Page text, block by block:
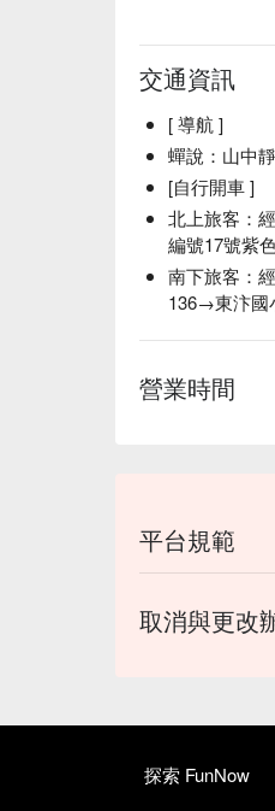
交通資訊
[ 導航 ]
蟬說：山中
[自行開車 ]
北上旅客：
編號17號紫
南下旅客：
136→東汴國
營業時間
平台規範
取消與更改
探索 FunNow